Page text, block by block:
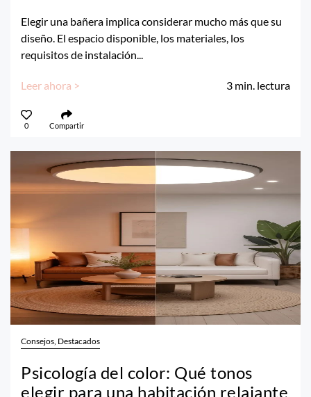
Elegir una bañera implica considerar mucho más que su
diseño. El espacio disponible, los materiales, los
requisitos de instalación...
Leer ahora > 3 min. lectura
0 Compartir
Consejos, Destacados
Psicología del color: Qué tonos
elegir para una habitación relajante